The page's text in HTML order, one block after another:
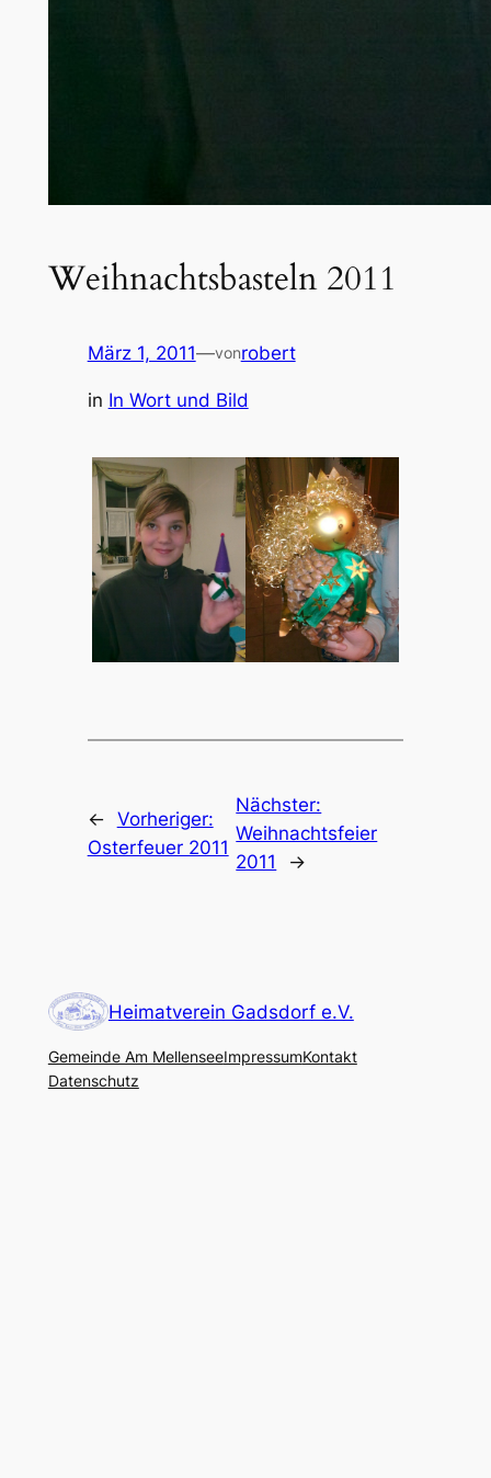
Weihnachtsbasteln 2011
März 1, 2011—vonrobert
in In Wort und Bild
← Vorheriger:
Osterfeuer 2011
Nächster:
Weihnachtsfeier
2011
→
Heimatverein Gadsdorf e.V.
Gemeinde Am MellenseeImpressumKontakt
Datenschutz